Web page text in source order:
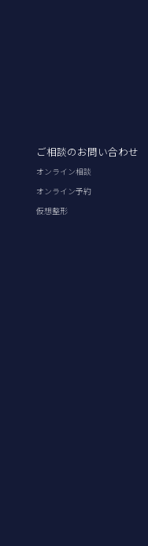
ご相談のお問い合わせ
オンライン相談
オンライン予約
仮想整形